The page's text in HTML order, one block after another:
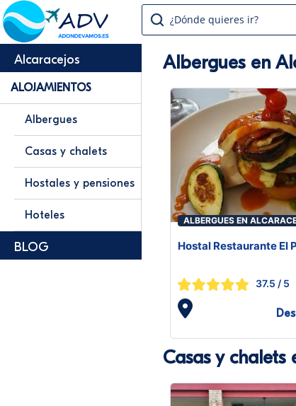
¿Dónde quieres ir?
Alcaracejos
ALOJAMIENTOS
Albergues
Casas y chalets
Hostales y pensiones
Hoteles
BLOG
Albergues en
ALBERGUES EN
Hostal Restaurante El
37.5 / 5
Casas y chalets